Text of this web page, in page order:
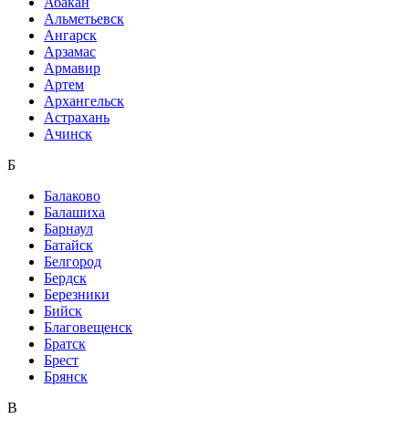
Альметьевск
Ангарск
Арзамас
Армавир
Артем
Архангельск
Астрахань
Ачинск
Б
Балаково
Балашиха
Барнаул
Батайск
Белгород
Бердск
Березники
Бийск
Благовещенск
Братск
Брест
Брянск
В